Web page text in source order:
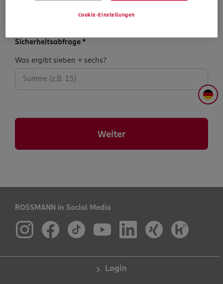
DE
Datenschutzhinweise
Sicherheits­abfrage *
Sicherheits­
abfrage:
Was ergibt sieben + sechs?
Weiter
ROSSMANN in Social Media
Login
Cookie-Einstellungen